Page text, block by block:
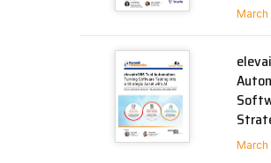
March
March